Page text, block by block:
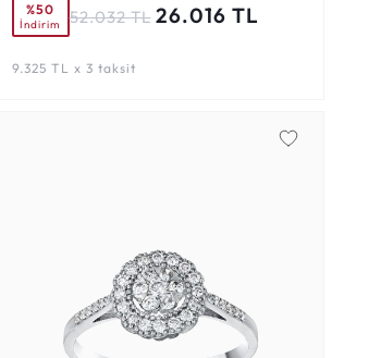
%50
İndirim 52.032 TL 26.016 TL
9.325 TL x 3 taksit